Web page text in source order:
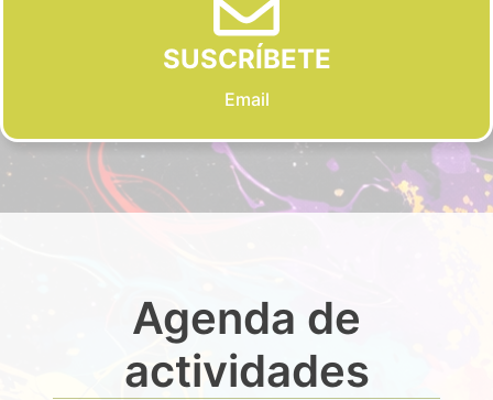
SUSCRÍBETE
Email
Agenda de
actividades